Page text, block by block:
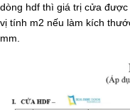
dòng hdf thì giá trị cửa
vị tính m2 nếu làm kích
mm.